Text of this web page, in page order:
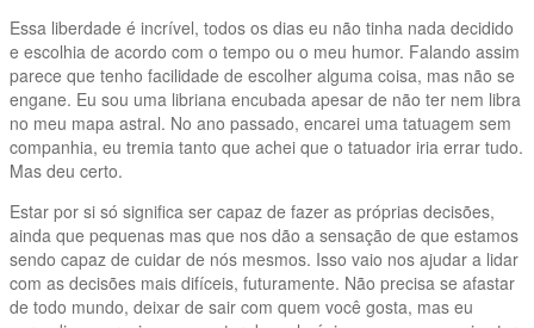
Essa liberdade é incrível, todos os dias eu não tinha nada decidido
e escolhia de acordo com o tempo ou o meu humor. Falando assim
parece que tenho facilidade de escolher alguma coisa, mas não se
engane. Eu sou uma libriana encubada apesar de não ter nem libra
no meu mapa astral. No ano passado, encarei uma tatuagem sem
companhia, eu tremia tanto que achei que o tatuador iria errar tudo.
Mas deu certo.
Estar por si só significa ser capaz de fazer as próprias decisões,
ainda que pequenas mas que nos dão a sensação de que estamos
sendo capaz de cuidar de nós mesmos. Isso vaio nos ajudar a lidar
com as decisões mais difíceis, futuramente. Não precisa se afastar
de todo mundo, deixar de sair com quem você gosta, mas eu